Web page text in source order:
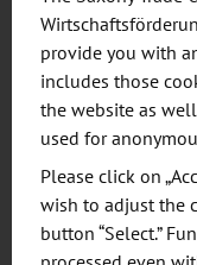
Güter" wurden
Sie widmen sich
an alternativen
hochgenau
einer
provide you with
includes those
the website as
used for
Please click on
wish to adjust the
button “Select.”